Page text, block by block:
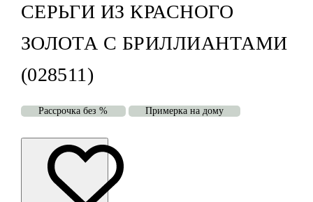
СЕРЬГИ ИЗ КРАСНОГО
ЗОЛОТА С БРИЛЛИАНТАМИ
(028511)
Рассрочка без % Примерка на дому